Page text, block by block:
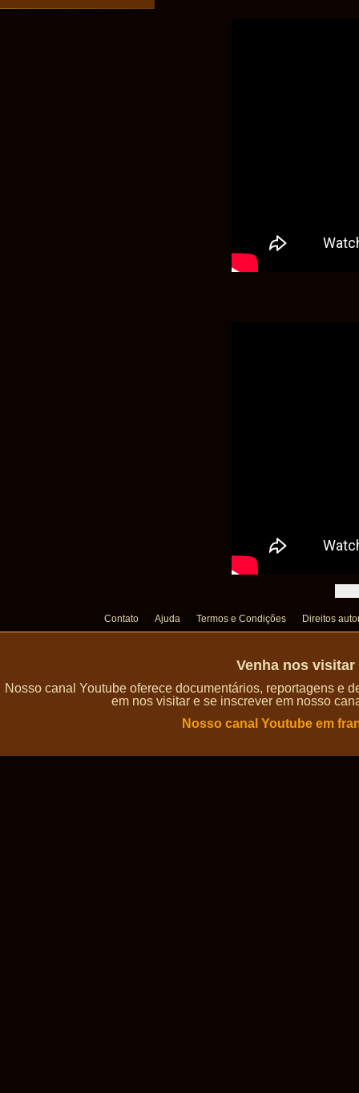
Contato Ajuda Termos e Condições Direitos
Venha nos
Nosso canal Youtube oferece documentários, reportagens e
em nos visitar e se inscrever em nosso
Nosso canal Youtube em